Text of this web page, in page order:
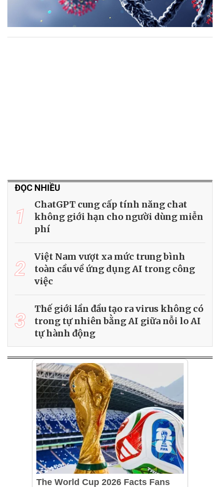
ĐỌC NHIỀU
1
ChatGPT cung cấp tính năng chat
không giới hạn cho người dùng miễn
phí
2
Việt Nam vượt xa mức trung bình
toàn cầu về ứng dụng AI trong công
việc
3
Thế giới lần đầu tạo ra virus không có
trong tự nhiên bằng AI giữa nỗi lo AI
tự hành động